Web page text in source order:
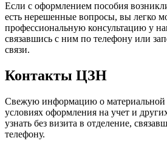
Если с оформлением пособия
есть нерешенные вопросы, вы легко
профессиональную консультацию у
связавшись с ним по телефону или
связи.
Контакты ЦЗН
Свежую информацию о
условиях оформления на учет и
узнать без визита в отделение,
телефону.